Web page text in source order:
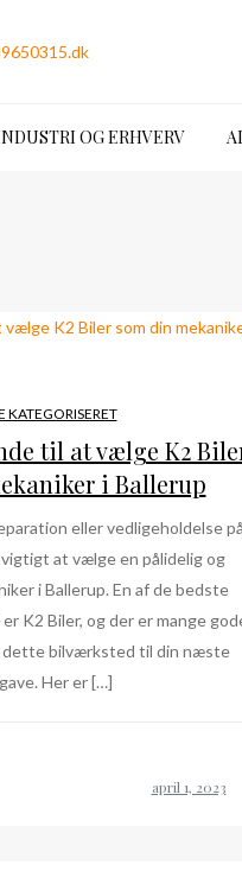
OG ERHVERV
KATEGORISERET
til at vælge K2
i Ballerup
eller vedligeholdelse på
at vælge en pålidelig og
i Ballerup. En af de bedste
K2 Biler, og der er mange
dette bilværksted til din næste
Her er […]